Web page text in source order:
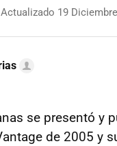
Actualizado 19
se presentó y
de 2005 y